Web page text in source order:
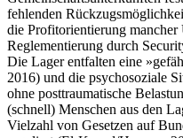
fehlenden
die Profitorientierung
Reglementierung durch
Die Lager entfalten eine
2016) und die psychosoziale
ohne posttraumatische
(schnell) Menschen aus den
Vielzahl von Gesetzen auf